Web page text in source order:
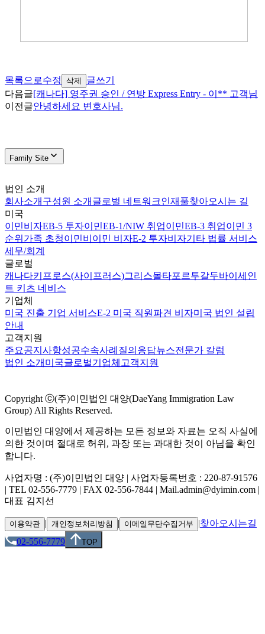
목록으로수정 삭제
글쓰기
다음글[캐나다] 영주권 승인 / 연방 Express Entry - 이** 고객님
이전글안녕하세요 변호사님.
Family Site
법인 소개
회사소개 구성원 소개 글로벌 네트워크인재풀찾아오시는 길
미국
이민비자EB-5 투자이민EB-1/NIW 취업이민EB-3 취업이민 3
순위 가족 초청이민비이민 비자E-2 투자비자기타 법률 서비스
세무/회계
글로벌
캐나다키프로스(사이프러스)그리스몰타포르투갈두바이 세인
트 키츠 네비스
기업체
미국 진출 기업 서비스E-2 미국 직원파견 비자미국 법인 설립
안내
고객지원
주요공지사항성공수속사례 질의응답뉴스전문가 칼럼
법인 소개 미국글로벌기업체 고객지원
Copyright ⓒ(주)이민법인 대양(DaeYang Immigration Law
Group) All Rights Reserved.
이민법인 대양에서 제공하는 모든 정보와 자료는 오직 사실에
의한 것이며 절대로 허위, 과장 또는 과대한 것이 아님을 확인
합니다.
사업자명 : (주)이민법인 대양 | 사업자등록번호 : 220-87-91576
| TEL 02-556-7779 | FAX 02-556-7844 | Mail.admin@dyimin.com |
대표 김지선
이용약관 | 개인정보처리방침 | 이메일무단수집거부 |찾아오시는길
02-556-7779
TOP